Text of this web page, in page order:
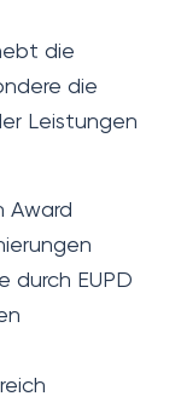
die
die
Leistungen
Award
durch EUPD